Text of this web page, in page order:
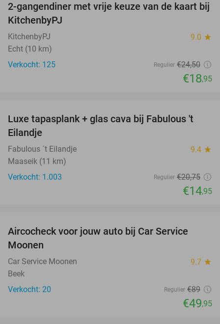
23%
2-gangendiner met vrije keuze van de kaart bij
KitchenbyPJ
KitchenbyPJ 9.0 star
Echt (10 km)
Verkocht: 125
Regulier €24,50
€18,95
28%
Luxe tapasplank + glas cava bij Fabulous 't
Eilandje
Fabulous ´t Eilandje 9.4 star
Maaseik (11 km)
Verkocht: 1.003
Regulier €20,75
€14,95
Aircocheck voor jouw auto bij Car Service
Moonen
Car Service Moonen 9.7 star
Beek
Verkocht: 20
Regulier €89
€49,95